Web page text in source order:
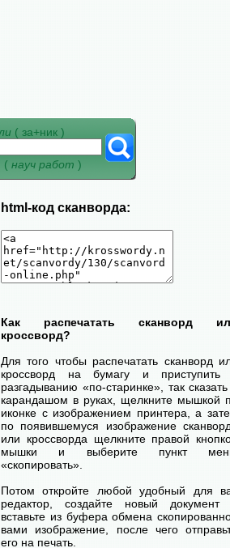
( за+ник )
( науч работ )
html-код сканворда:
Как распечатать сканворд
кроссворд?
Для того чтобы распечатать сканворд
кроссворд на бумагу и приступить
разгадыванию «по-старинке», так
карандашом в руках, щелкните мышкой
иконке с изображением принтера, а
по появившемуся изображение
или кроссворда щелкните правой
мышки и выберите пункт
«скопировать».
Потом откройте любой удобный для
редактор, создайте новый документ
вставьте из буфера обмена
вами изображение, после чего
его на печать.